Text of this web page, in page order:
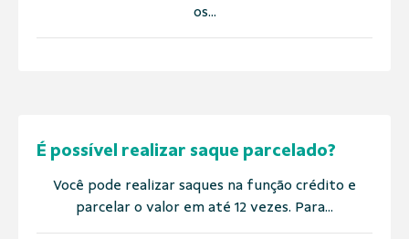
os...
É possível realizar saque parcelado?
Você pode realizar saques na função crédito e
parcelar o valor em até 12 vezes. Para...